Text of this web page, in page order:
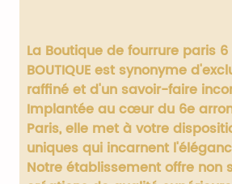
La Boutique de fourrure paris 6
BOUTIQUE est synonyme
raffiné et d'un savoir-faire
Implantée au cœur du 6e
Paris, elle met à votre
uniques qui incarnent
Notre établissement offre non